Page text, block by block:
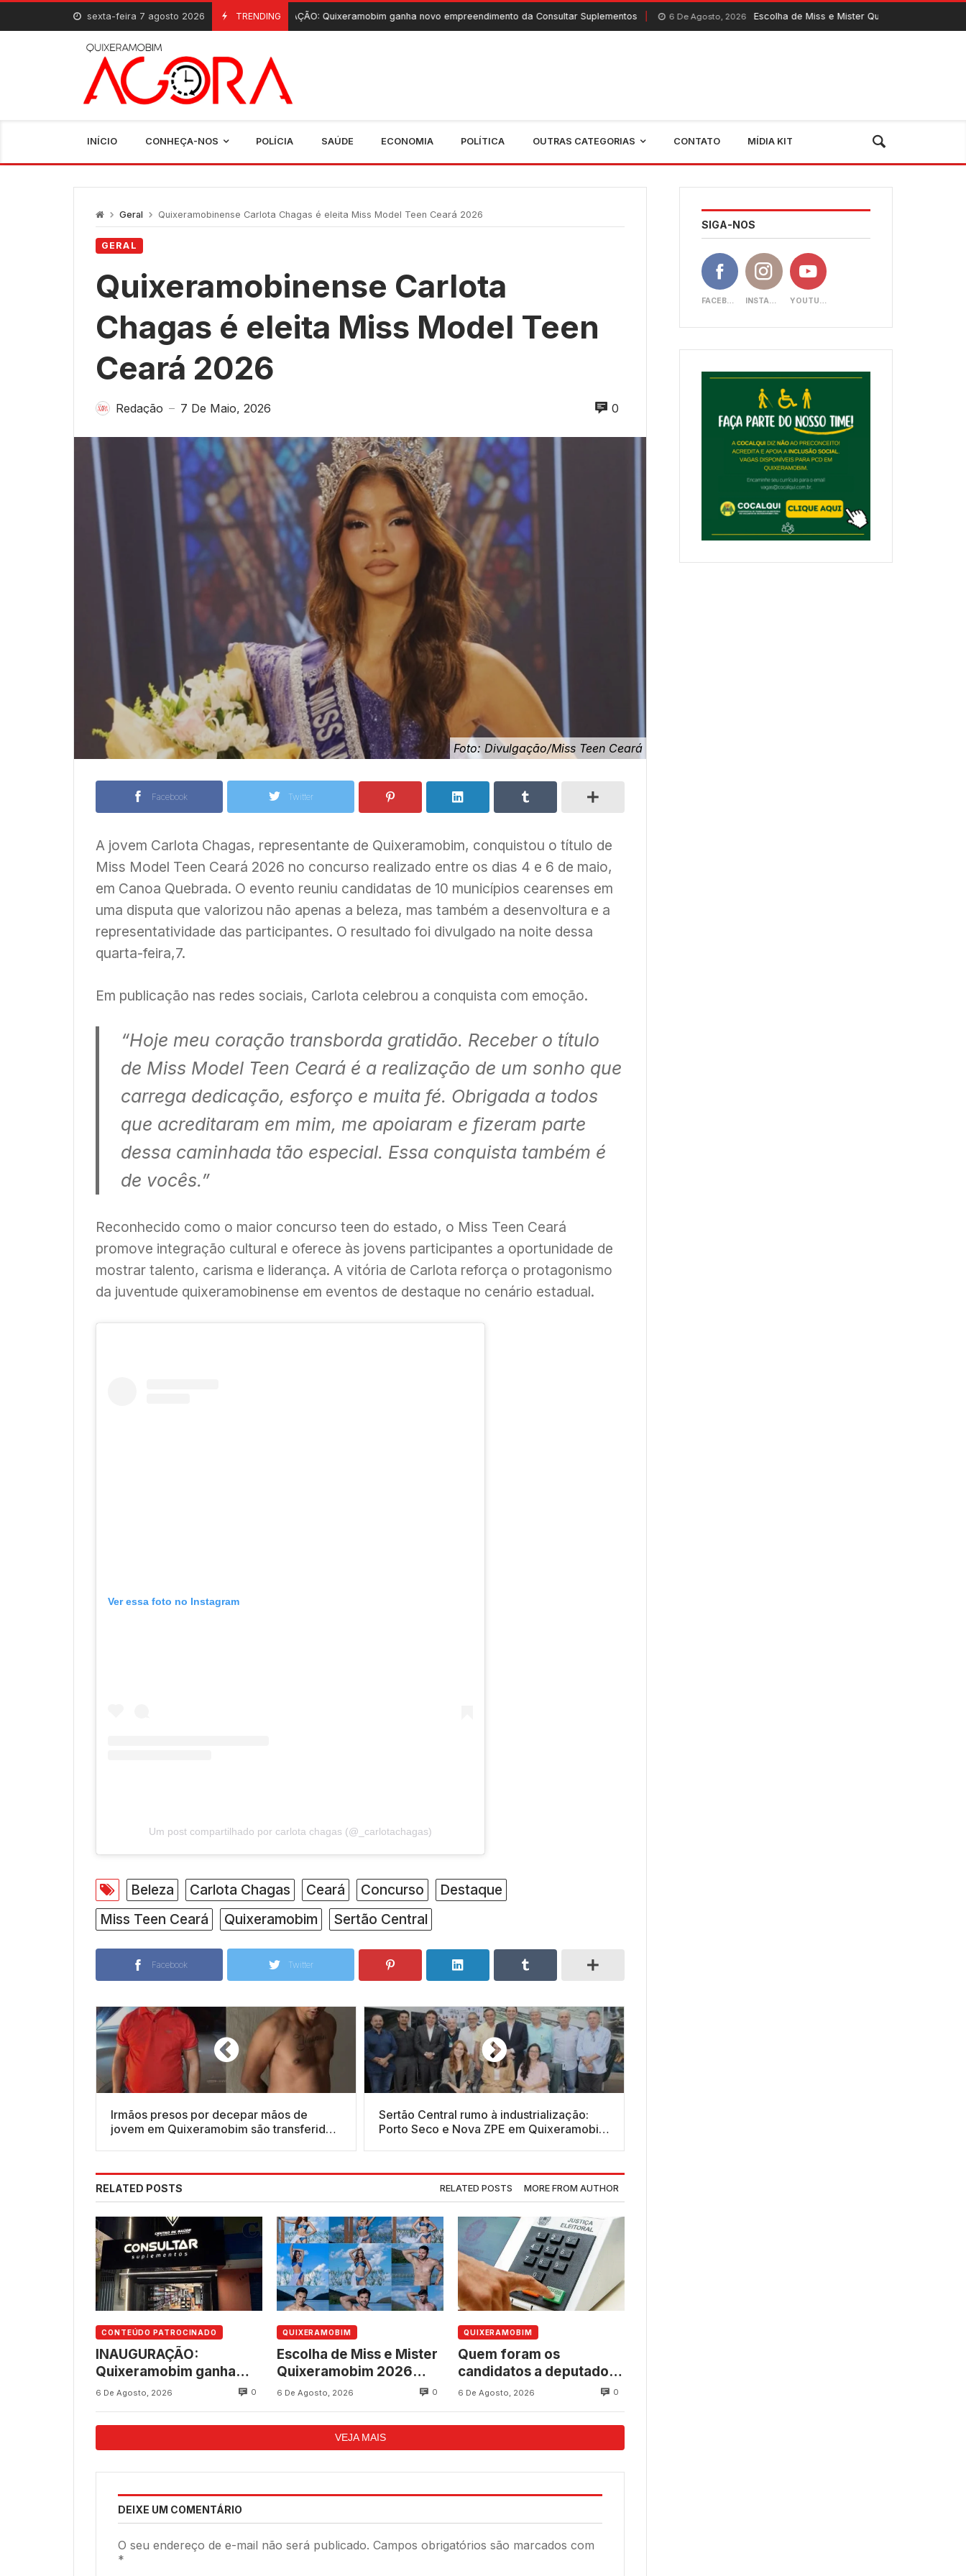
Skip
content
sexta-feira 7 agosto 2026 TRENDING
6 De Agosto, 2026 INAUGURAÇÃO: Quixeramobim ganha novo empreendimento da Consultar Suplementos 6 De Agosto, 2026 Escolha de Miss e Mister Quixeramobim 2026 acontece
INÍCIO CONHEÇA-NOS POLÍCIA SAÚDE ECONOMIA POLÍTICA OUTRAS CATEGORIAS CONTATO MÍDIA KIT
Geral Quixeramobinense Carlota Chagas é eleita Miss Model Teen Ceará 2026
GERAL
Quixeramobinense Carlota
Chagas é eleita Miss Model Teen
Ceará 2026
Redação — 7 De Maio, 2026 0
Foto: Divulgação/Miss Teen Ceará
Facebook Twitter
A jovem Carlota Chagas, representante de Quixeramobim, conquistou o título de
Miss Model Teen Ceará 2026 no concurso realizado entre os dias 4 e 6 de maio,
em Canoa Quebrada. O evento reuniu candidatas de 10 municípios cearenses em
uma disputa que valorizou não apenas a beleza, mas também a desenvoltura e a
representatividade das participantes. O resultado foi divulgado na noite dessa
quarta-feira,7.
Em publicação nas redes sociais, Carlota celebrou a conquista com emoção.
“Hoje meu coração transborda gratidão. Receber o título
de Miss Model Teen Ceará é a realização de um sonho que
carrega dedicação, esforço e muita fé. Obrigada a todos
que acreditaram em mim, me apoiaram e fizeram parte
dessa caminhada tão especial. Essa conquista também é
de vocês.”
Reconhecido como o maior concurso teen do estado, o Miss Teen Ceará
promove integração cultural e oferece às jovens participantes a oportunidade de
mostrar talento, carisma e liderança. A vitória de Carlota reforça o protagonismo
da juventude quixeramobinense em eventos de destaque no cenário estadual.
Ver essa foto no Instagram
Um post compartilhado por carlota chagas (@_carlotachagas)
Beleza Carlota Chagas Ceará Concurso
Destaque
Miss Teen Ceará
Quixeramobim Sertão Central
Facebook Twitter
Irmãos presos por decepar mãos de
jovem em Quixeramobim são transferidos
Sertão Central rumo à industrialização:
Porto Seco e Nova ZPE em Quixeramobim
RELATED POSTS RELATED POSTS MORE FROM AUTHOR
CONTEÚDO PATROCINADO
INAUGURAÇÃO:
Quixeramobim ganha
novo empreendimento
Suplementos
6 De Agosto, 2026 0
QUIXERAMOBIM
Escolha de Miss e Mister
Quixeramobim 2026
acontece neste sábado,
237 anos do município
6 De Agosto, 2026 0
QUIXERAMOBIM
Quem foram os
candidatos a deputado
federal mais votados em
eleições de 2022?
6 De Agosto, 2026 0
VEJA MAIS
DEIXE UM COMENTÁRIO
O seu endereço de e-mail não será publicado. Campos obrigatórios são marcados com
*
SIGA-NOS
FACEBOOK INSTAGRAM YOUTUBE